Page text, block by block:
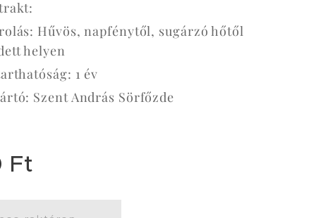
Hűvös, napfénytől, sugárzó hőtől
helyen
1 év
Szent András Sörfőzde
Ft